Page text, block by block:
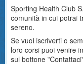
Sporting Health Club
comunità in cui potrai
sereno.
Se vuoi iscriverti o
loro corsi puoi venire
sul bottone